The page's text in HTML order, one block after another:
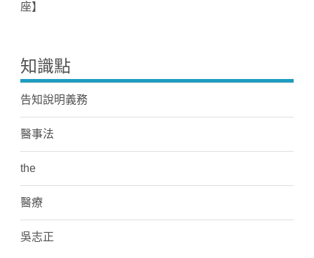
座】
知識點
告知說明義務
醫事法
the
醫療
吳志正